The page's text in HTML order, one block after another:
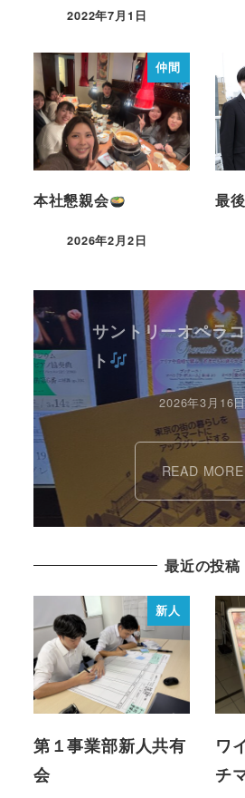
2022年7月1日
仲間
本社懇親会
2026年2月2日
最
サントリーオペラ
ト
2026年3月16
READ MORE
最近の投稿
新人
第１事業部新人共有
会
ワ
チ